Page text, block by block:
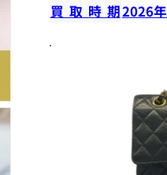
買取時期2026